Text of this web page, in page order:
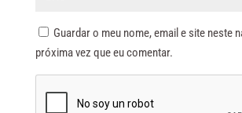
Guardar o meu nome, email e site neste
próxima vez que eu comentar.